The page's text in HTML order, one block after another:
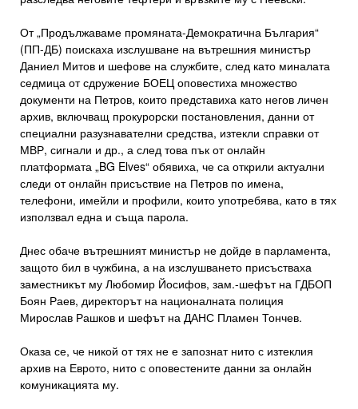
От „Продължаваме промяната-Демократична България“
(ПП-ДБ) поискаха изслушване на вътрешния министър
Даниел Митов и шефове на службите, след като миналата
седмица от сдружение БОЕЦ оповестиха множество
документи на Петров, които представиха като негов личен
архив, включващ прокурорски постановления, данни от
специални разузнавателни средства, изтекли справки от
МВР, сигнали и др., а след това пък от онлайн
платформата „BG Elves“ обявиха, че са открили актуални
следи от онлайн присъствие на Петров по имена,
телефони, имейли и профили, които употребява, като в тях
използвал една и съща парола.
Днес обаче вътрешният министър не дойде в парламента,
защото бил в чужбина, а на изслушването присъстваха
заместникът му Любомир Йосифов, зам.-шефът на ГДБОП
Боян Раев, директорът на националната полиция
Мирослав Рашков и шефът на ДАНС Пламен Тончев.
Оказа се, че никой от тях не е запознат нито с изтеклия
архив на Еврото, нито с оповестените данни за онлайн
комуникацията му.